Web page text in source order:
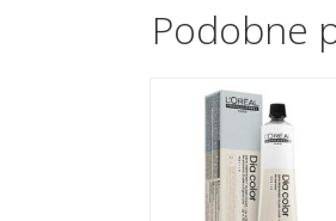
Podobne